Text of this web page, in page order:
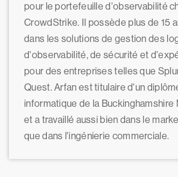
pour le portefeuille d'observabilité
CrowdStrike. Il possède plus de 15
dans les solutions de gestion des
d'observabilité, de sécurité et
pour des entreprises telles que
Quest. Arfan est titulaire d'un
informatique de la Buckinghamshire
et a travaillé aussi bien dans le
que dans l'ingénierie commerciale.